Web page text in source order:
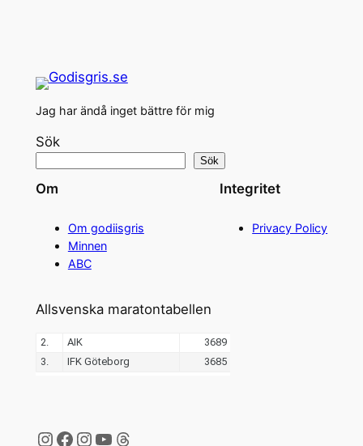
Jag har ändå inget bättre för mig
Sök
Sök
Om
Om godiisgris
Minnen
ABC
Integritet
Privacy Policy
Allsvenska maratontabellen
Instagram
Facebook
Instagram
YouTube
Threads